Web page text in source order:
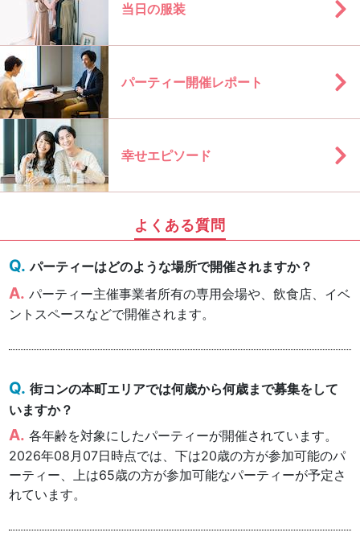
当日の服装
パーティー開催レポート
幸せエピソード
よくある質問
パーティーはどのような場所で開催されますか？
パーティー主催事業者所有の専用会場や、飲食店、イベ
ントスペースなどで開催されます。
街コンの本町エリアでは何歳から何歳まで募集をして
いますか？
各年齢を対象にしたパーティーが開催されています。
2026年08月07日時点では、下は20歳の方が参加可能のパ
ーティー、上は65歳の方が参加可能なパーティーが予定さ
れています。